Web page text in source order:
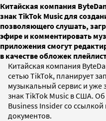
Китайская компания
знак TikTok Music для
позволяющего слушать,
эфире и комментировать
приложения смогут
в качестве обложек
Китайская компания
сетью TikTok, планирует
музыкальный сервис и уже
знак TikTok Music в США. Об
Business Insider со
документов.